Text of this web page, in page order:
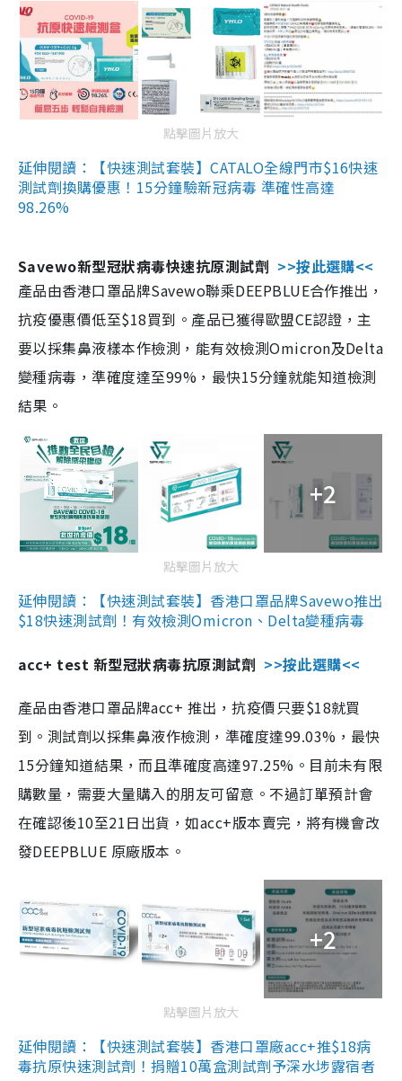
點擊圖片放大
延伸閱讀：【快速測試套裝】CATALO全線門市$16快速
測試劑換購優惠！15分鐘驗新冠病毒 準確性高達
98.26%
Savewo新型冠狀病毒快速抗原測試劑 >>按此選購<<
產品由香港口罩品牌Savewo聯乘DEEPBLUE合作推出，
抗疫優惠價低至$18買到。產品已獲得歐盟CE認證，主
要以採集鼻液樣本作檢測，能有效檢測Omicron及Delta
變種病毒，準確度達至99%，最快15分鐘就能知道檢測
結果。
+2
點擊圖片放大
延伸閱讀：【快速測試套裝】香港口罩品牌Savewo推出
$18快速測試劑！有效檢測Omicron、Delta變種病毒
acc+ test 新型冠狀病毒抗原測試劑 >>按此選購<<
產品由香港口罩品牌acc+ 推出，抗疫價只要$18就買
到。測試劑以採集鼻液作檢測，準確度達99.03%，最快
15分鐘知道結果，而且準確度高達97.25%。目前未有限
購數量，需要大量購入的朋友可留意。不過訂單預計會
在確認後10至21日出貨，如acc+版本賣完，將有機會改
發DEEPBLUE 原廠版本。
+2
點擊圖片放大
延伸閱讀：【快速測試套裝】香港口罩廠acc+推$18病
毒抗原快速測試劑！捐贈10萬盒測試劑予深水埗露宿者